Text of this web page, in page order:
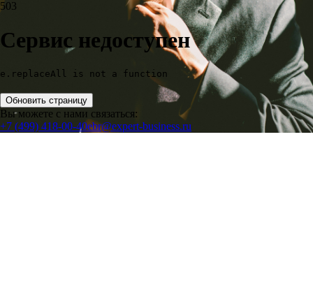
503
Сервис недоступен
e.replaceAll is not a function
Обновить страницу
Вы можете с нами связаться:
+7 (499) 418-00-40ebr@expert-business.ru